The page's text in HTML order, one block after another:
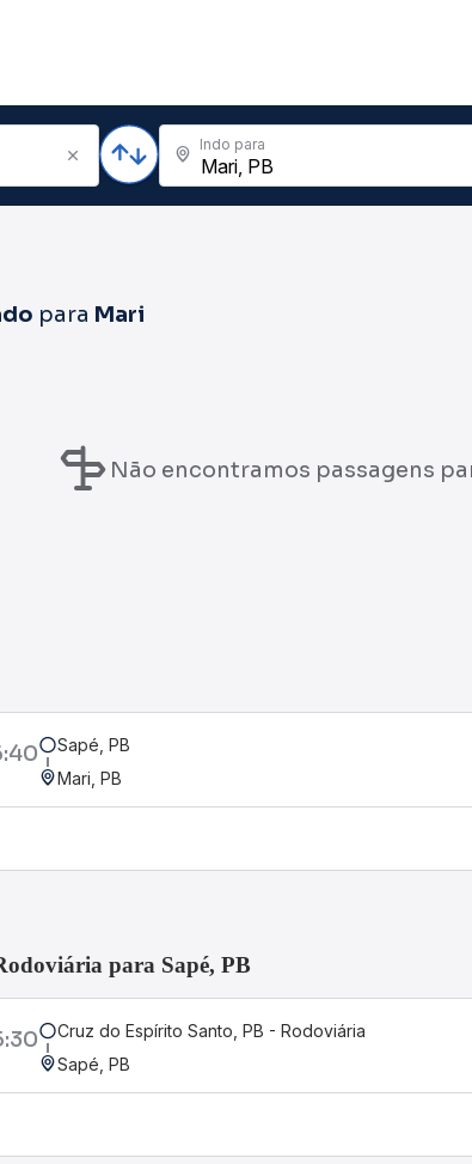
Indo para
para Mari
Não encontramos passagens
Sapé, PB
Mari, PB
para Sapé, PB
Cruz do Espírito Santo, PB - Rodoviária
Sapé, PB